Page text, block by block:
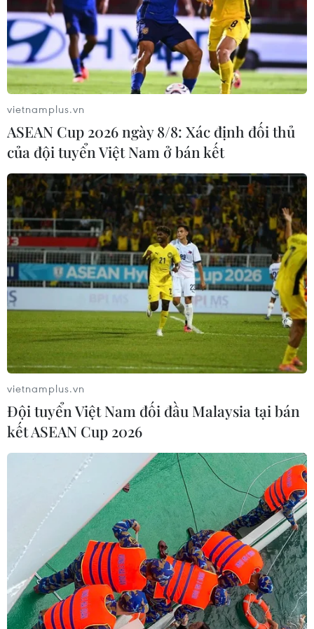
#trường học hạnh phúc
#Viện Khoa học Giáo dục Việt Nam
#học sinh
Theo dõi VietnamPlus
TIN LIÊN QUAN
Ba tiêu chí quan trọng để xây dựng nên
vietnamplus.vn
ASEAN Cup 2026 ngày 8/8: Xác định đối thủ
của đội tuyển Việt Nam ở bán kết
vietnamplus.vn
Đội tuyển Việt Nam đối đầu Malaysia tại bán
kết ASEAN Cup 2026